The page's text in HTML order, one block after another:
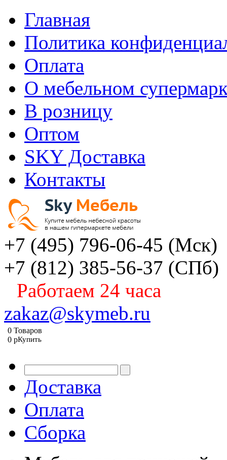
Главная
Политика
Оплата
О мебельном
В розницу
Оптом
SKY Доставка
Контакты
+7 (495) 796-06-45 (Мск)
+7 (812) 385-56-37 (СПб)
Работаем 24 часа
zakaz@skymeb.ru
0 Товаров
0 pКупить
Доставка
Оплата
Сборка